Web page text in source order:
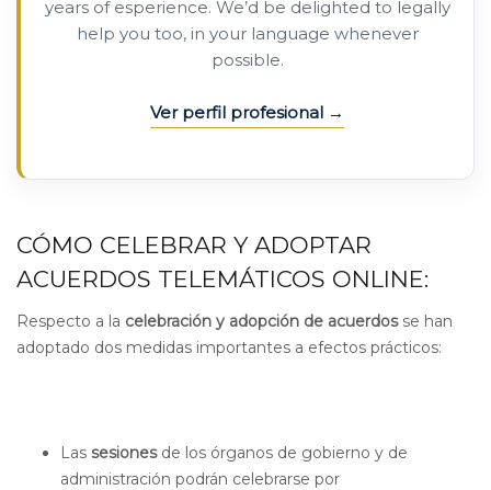
years of esperience. We’d be delighted to legally
help you too, in your language whenever
possible.
Ver perfil profesional
CÓMO CELEBRAR Y ADOPTAR
ACUERDOS TELEMÁTICOS ONLINE:
Respecto a la celebración y adopción de acuerdosse han
adoptado dos medidas importantes a efectos prácticos:
Las sesionesde los órganos de gobierno y de
administración podrán celebrarse por